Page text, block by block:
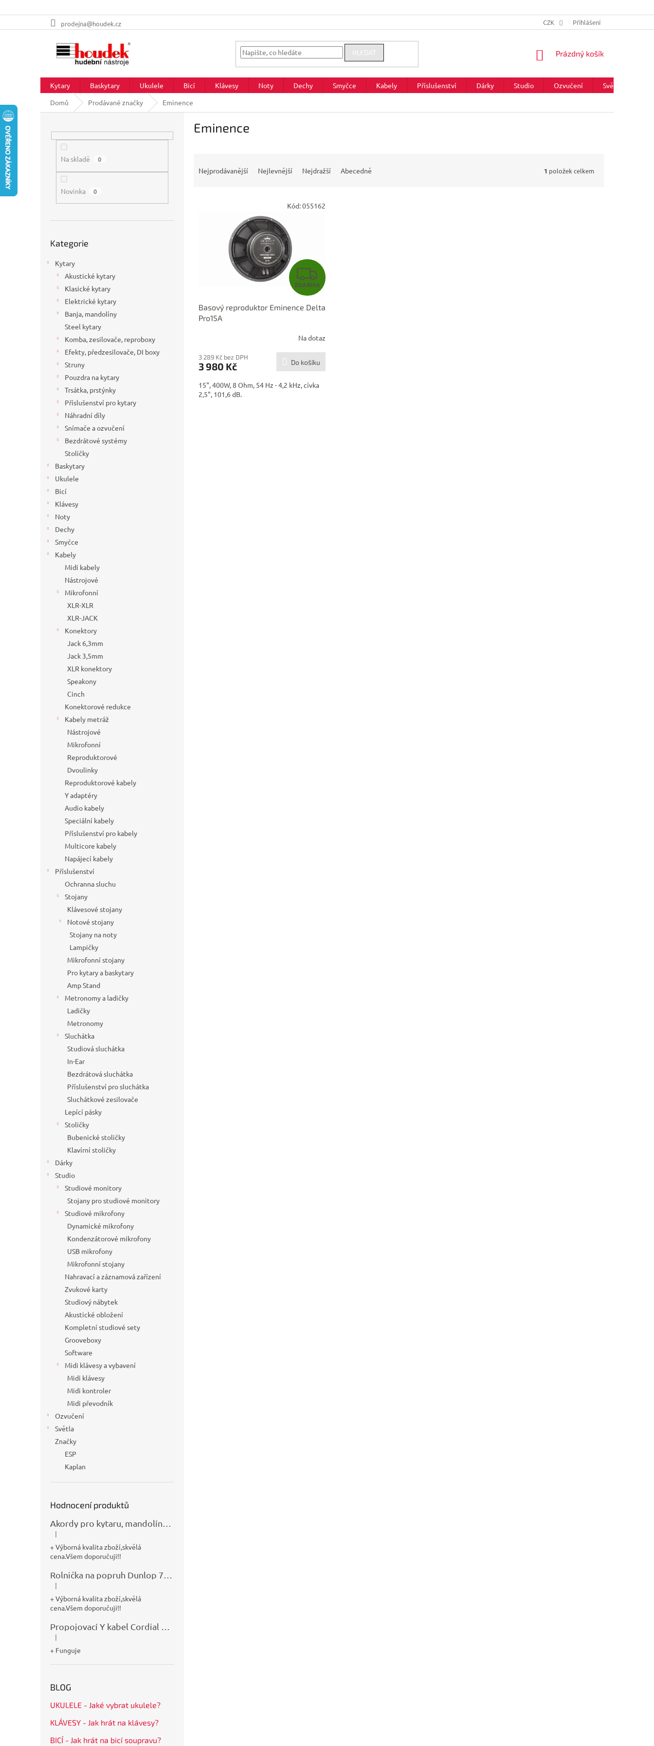
na
prodejna@houdek.cz CZK Přihlášení
HLEDAT
NÁKUPNÍ
Prázdný košík
Kytary Baskytary Ukulele Bicí Klávesy Noty Dechy Smyčce Kabely Příslušenství Dárky Studio Ozvučení Světla
Domů
Prodávané značky Eminence
Na skladě 0
Novinka 0
kategorie
Kategorie
Kytary
Akustické kytary
Klasické kytary
Elektrické kytary
Banja, mandolíny
Steel kytary
Komba, zesilovače, reproboxy
Efekty, předzesilovače, DI boxy
Struny
Pouzdra na kytary
Trsátka, prstýnky
Příslušenství pro kytary
Náhradní díly
Snímače a ozvučení
Bezdrátové systémy
Stoličky
Baskytary
Ukulele
Bicí
Klávesy
Noty
Dechy
Smyčce
Kabely
Midi kabely
Nástrojové
Mikrofonní
XLR-XLR
XLR-JACK
Konektory
Jack 6,3mm
Jack 3,5mm
XLR konektory
Speakony
Cinch
Konektorové redukce
Kabely metráž
Nástrojové
Mikrofonní
Reproduktorové
Dvoulinky
Reproduktorové kabely
Y adaptéry
Audio kabely
Speciální kabely
Příslušenství pro kabely
Multicore kabely
Napájecí kabely
Příslušenství
Ochranna sluchu
Stojany
Klávesové stojany
Notové stojany
Stojany na noty
Lampičky
Mikrofonní stojany
Pro kytary a baskytary
Amp Stand
Metronomy a ladičky
Ladičky
Metronomy
Sluchátka
Studiová sluchátka
In-Ear
Bezdrátová sluchátka
Příslušenství pro sluchátka
Sluchátkové zesilovače
Lepící pásky
Stoličky
Bubenické stoličky
Klavírní stoličky
Dárky
Studio
Studiové monitory
Stojany pro studiové monitory
Studiové mikrofony
Dynamické mikrofony
Kondenzátorové mikrofony
USB mikrofony
Mikrofonní stojany
Nahravací a záznamová zařízení
Zvukové karty
Studiový nábytek
Akustické obložení
Kompletní studiové sety
Grooveboxy
Software
Midi klávesy a vybavení
Midi klávesy
Midi kontroler
Midi převodník
Ozvučení
Světla
Značky
ESP
Kaplan
Hodnocení produktů
Hodnocení produktu je 5 z 5 hvězdiček.
|
+ Výborná kvalita zboží,skvělá
cena.Všem doporučuji!!
Hodnocení produktu je 5 z 5 hvězdiček.
|
+ Výborná kvalita zboží,skvělá
cena.Všem doporučuji!!
Hodnocení produktu je 5 z 5 hvězdiček.
|
+ Funguje
BLOG
UKULELE - Jaké vybrat ukulele?
KLÁVESY - Jak hrát na klávesy?
BICÍ - Jak hrát na bicí soupravu?
Eminence
Nejprodávanější Nejlevnější Nejdražší Abecedně 1 položek celkem
Z
D
A
R
M
A
ZDARMA
Basový reproduktor Eminence Delta
Pro15A
Na dotaz
3 289 Kč bez DPH
3 980 Kč Do košíku
15", 400W, 8 Ohm, 54 Hz - 4,2 kHz, cívka
2,5", 101,6 dB.
Kód:055162